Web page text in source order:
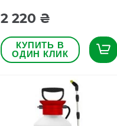
2 220 ₴
КУПИТЬ В
ОДИН КЛИК